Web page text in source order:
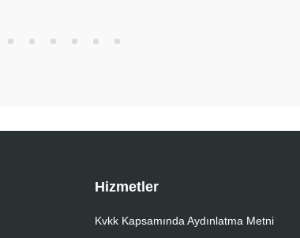
Hizmetler
Kvkk Kapsamında Aydınlatma Metni